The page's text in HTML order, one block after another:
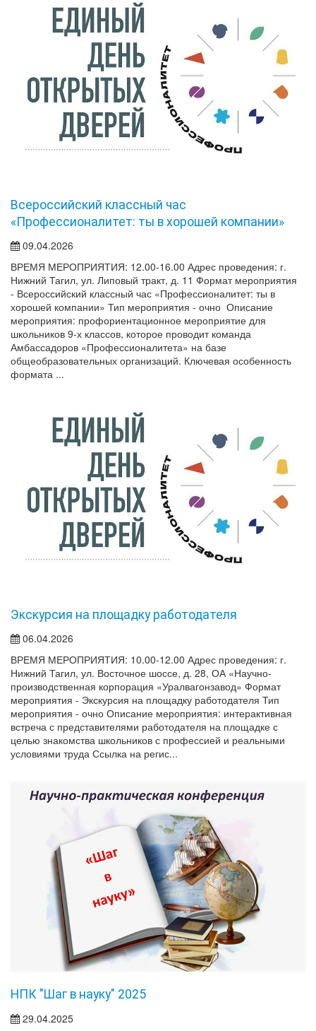
Всероссийский классный час
«Профессионалитет: ты в хорошей компании»
09.04.2026
ВРЕМЯ МЕРОПРИЯТИЯ: 12.00-16.00 Адрес проведения: г.
Нижний Тагил, ул. Липовый тракт, д. 11 Формат мероприятия
- Всероссийский классный час «Профессионалитет: ты в
хорошей компании» Тип мероприятия - очно Описание
мероприятия: профориентационное мероприятие для
школьников 9-х классов, которое проводит команда
Амбассадоров «Профессионалитета» на базе
общеобразовательных организаций. Ключевая особенность
формата ...
Экскурсия на площадку работодателя
06.04.2026
ВРЕМЯ МЕРОПРИЯТИЯ: 10.00-12.00 Адрес проведения: г.
Нижний Тагил, ул. Восточное шоссе, д. 28, ОА «Научно-
производственная корпорация «Уралвагонзавод» Формат
мероприятия - Экскурсия на площадку работодателя Тип
мероприятия - очно Описание мероприятия: интерактивная
встреча с представителями работодателя на площадке с
целью знакомства школьников с профессией и реальными
условиями труда Ссылка на регис...
НПК "Шаг в науку" 2025
29.04.2025